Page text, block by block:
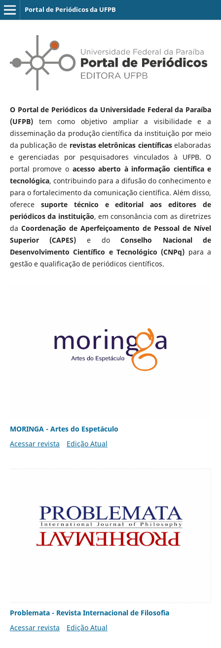
Portal de Periódicos da UFPB
O Portal de Periódicos da Universidade Federal da Paraíba
(UFPB)tem como objetivo ampliar a visibilidade e a
disseminação da produção científica da instituição por meio
da publicação de revistas eletrônicas científicaselaboradas
e gerenciadas por pesquisadores vinculados à UFPB. O
portal promove o acesso aberto à informação científica e
tecnológica, contribuindo para a difusão do conhecimento e
para o fortalecimento da comunicação científica. Além disso,
oferece suporte técnico e editorial aos editores de
periódicos da instituição, em consonância com as diretrizes
da Coordenação de Aperfeiçoamento de Pessoal de Nível
Superior (CAPES) e doConselho Nacional de
Desenvolvimento Científico e Tecnológico (CNPq) para a
gestão e qualificação de periódicos científicos.
MORINGA - Artes do Espetáculo
Acessar revista
Edição Atual
Problemata - Revista Internacional de Filosofia
Acessar revista
Edição Atual